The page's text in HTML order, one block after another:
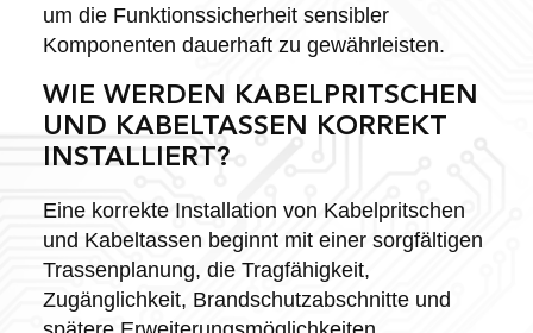
um die Funktionssicherheit sensibler
Komponenten dauerhaft zu gewährleisten.
WIE WERDEN KABELPRITSCHEN
UND KABELTASSEN KORREKT
INSTALLIERT?
Eine korrekte Installation von Kabelpritschen
und Kabeltassen beginnt mit einer sorgfältigen
Trassenplanung, die Tragfähigkeit,
Zugänglichkeit, Brandschutzabschnitte und